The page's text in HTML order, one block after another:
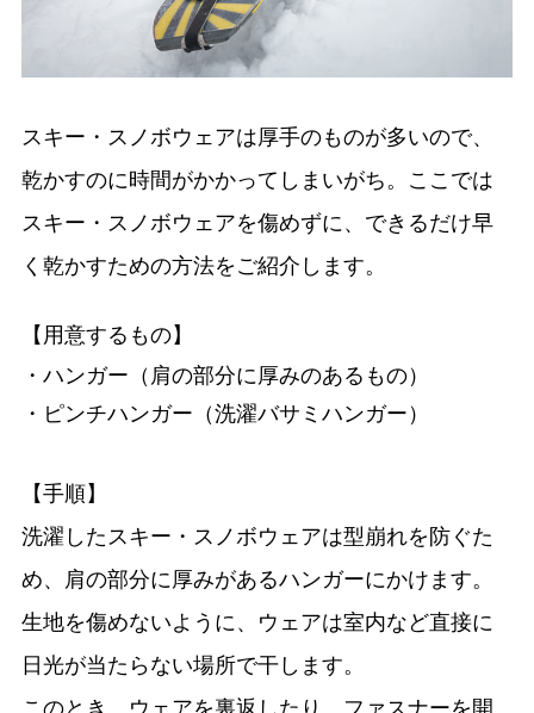
スキー・スノボウェアは厚手のものが多いので、
乾かすのに時間がかかってしまいがち。ここでは
スキー・スノボウェアを傷めずに、できるだけ早
く乾かすための方法をご紹介します。
【用意するもの】
・ハンガー（肩の部分に厚みのあるもの）
・ピンチハンガー（洗濯バサミハンガー）
【手順】
洗濯したスキー・スノボウェアは型崩れを防ぐた
め、肩の部分に厚みがあるハンガーにかけます。
生地を傷めないように、ウェアは室内など直接に
日光が当たらない場所で干します。
このとき、ウェアを裏返したり、ファスナーを開